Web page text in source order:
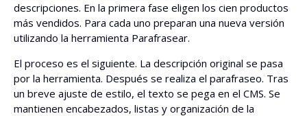
descripciones. En la primera fase eligen los cien productos
más vendidos. Para cada uno preparan una nueva versión
utilizando la herramienta Parafrasear.
El proceso es el siguiente. La descripción original se pasa
por la herramienta. Después se realiza el parafraseo. Tras
un breve ajuste de estilo, el texto se pega en el CMS. Se
mantienen encabezados, listas y organización de la